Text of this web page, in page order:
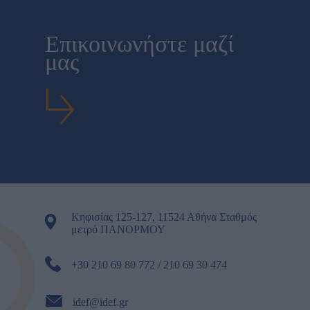
Επικοινωνήστε μαζί
μας
Κηφισίας 125-127, 11524 Αθήνα Σταθμός
μετρό ΠΑΝΟΡΜΟΥ
+30 210 69 80 772 / 210 69 30 474
idef@idef.gr